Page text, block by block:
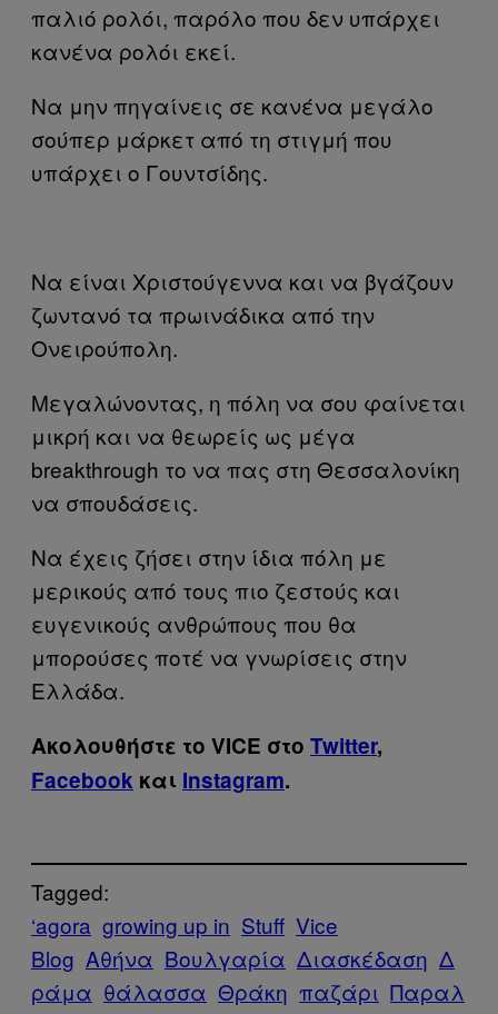
παλιό ρολόι, παρόλο που δεν υπάρχει
κανένα ρολόι εκεί.
Να μην πηγαίνεις σε κανένα μεγάλο
σούπερ μάρκετ από τη στιγμή που
υπάρχει ο Γουντσίδης.
Να είναι Χριστούγεννα και να βγάζουν
ζωντανό τα πρωινάδικα από την
Ονειρούπολη.
Μεγαλώνοντας, η πόλη να σου φαίνεται
μικρή και να θεωρείς ως μέγα
breakthrough το να πας στη Θεσσαλονίκη
να σπουδάσεις.
Να έχεις ζήσει στην ίδια πόλη με
μερικούς από τους πιο ζεστούς και
ευγενικούς ανθρώπους που θα
μπορούσες ποτέ να γνωρίσεις στην
Ελλάδα.
Ακολουθήστε το VICE στο Twitter,
Facebook και Instagram.
Tagged:
‘agora growing up in Stuff Vice
Blog Αθήνα Βουλγαρία Διασκέδαση Δ
ράμα θάλασσα Θράκη παζάρι Παραλ